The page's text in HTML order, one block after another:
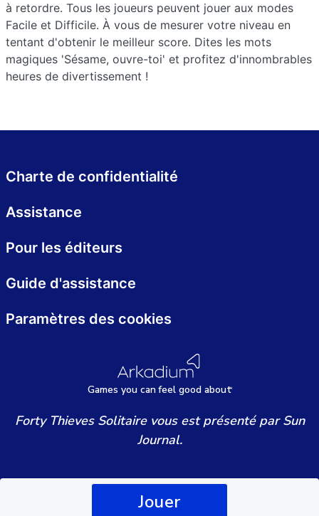
Jouer
à retordre. Tous les joueurs peuvent jouer aux modes
Facile et Difficile. À vous de mesurer votre niveau en
tentant d'obtenir le meilleur score. Dites les mots
magiques 'Sésame, ouvre-toi' et profitez d'innombrables
heures de divertissement !
Games you canfeel good about
Charte de confidentialité
Assistance
Pour les éditeurs
Guide d'assistance
Paramètres des cookies
Forty Thieves Solitaire vous est présenté par Sun
Journal.